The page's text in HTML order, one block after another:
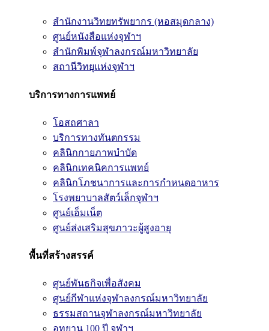
สำนักงานวิทยทรัพยากร (หอสมุดกลาง)
ศูนย์หนังสือแห่งจุฬาฯ
สำนักพิมพ์จุฬาลงกรณ์มหาวิทยาลัย
สถานีวิทยุแห่งจุฬาฯ
บริการทางการแพทย์
โอสถศาลา
บริการทางทันตกรรม
คลินิกกายภาพบำบัด
คลินิกเทคนิคการแพทย์
คลินิกโภชนาการและการกำหนดอาหาร
โรงพยาบาลสัตว์เล็กจุฬาฯ
ศูนย์เอ็มเน็ต
ศูนย์ส่งเสริมสุขภาวะผู้สูงอายุ
พื้นที่สร้างสรรค์
ศูนย์พันธกิจเพื่อสังคม
ศูนย์กีฬาแห่งจุฬาลงกรณ์มหาวิทยาลัย
ธรรมสถานจุฬาลงกรณ์มหาวิทยาลัย
อุทยาน 100 ปี จุฬาฯ